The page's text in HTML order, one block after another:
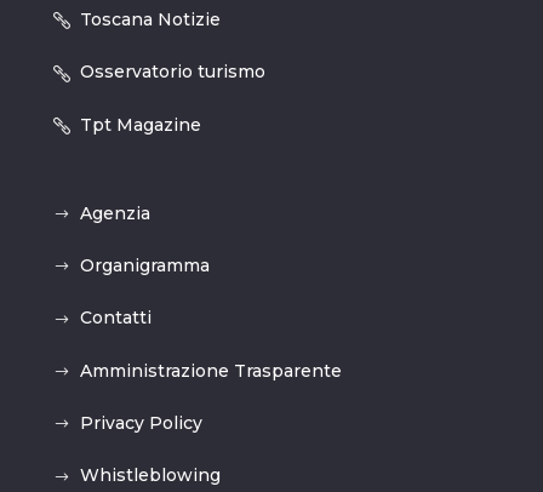
Toscana Notizie
Osservatorio turismo
Tpt Magazine
Agenzia
Organigramma
Contatti
Amministrazione Trasparente
Privacy Policy
Whistleblowing